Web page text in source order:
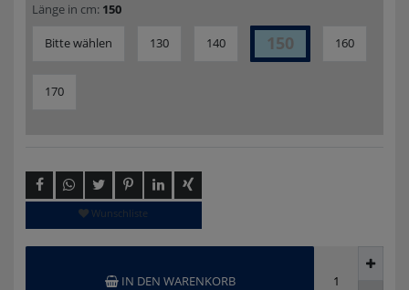
Länge in cm: 150
Bitte wählen 130 140 150 160
170
Wunschliste
IN DEN WARENKORB